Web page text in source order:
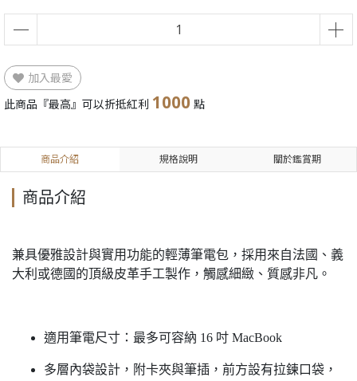
加入最愛
此商品『最高』可以折抵紅利 1000 點
商品介紹 規格說明 關於鑑賞期
商品介紹
兼具優雅設計與實用功能的輕薄筆電包，採用來自法國、義
大利或德國的頂級皮革手工製作，觸感細緻、質感非凡。
適用筆電尺寸：最多可容納 16 吋 MacBook
多層內袋設計，附卡夾與筆插，前方設有拉鍊口袋，